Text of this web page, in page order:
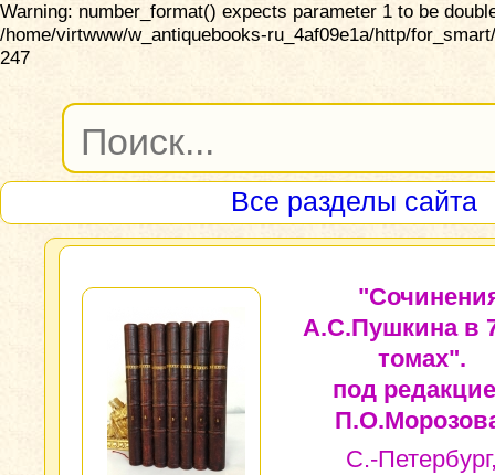
Warning: number_format() expects parameter 1 to be
/home/virtwww/w_antiquebooks-ru_4af09e1a/http/
247
Все разделы сайта
А.С.Пушкина в
томах".
под
С.-